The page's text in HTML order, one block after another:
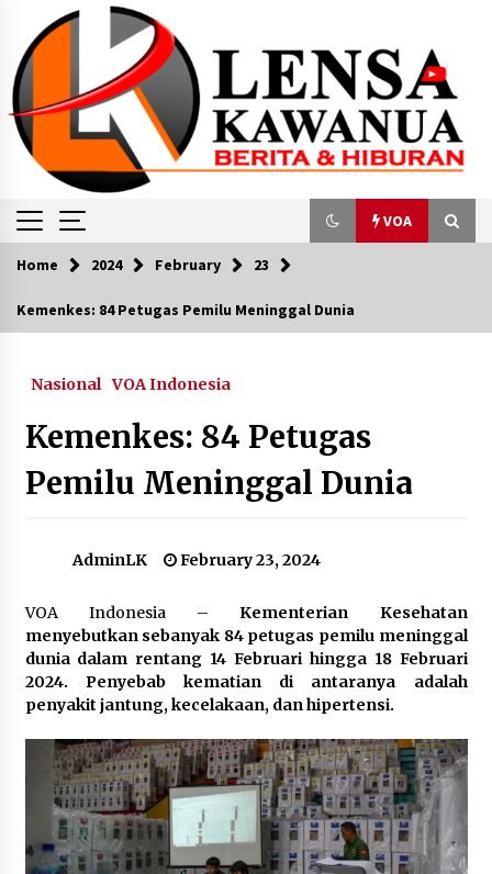
content
VOA
VOA
February 14, 2024
Survei Indikator: Elektabilitas Prabowo dan
August 20, 2023
Marapi
Presiden Setujui Pengunduran Diri Firli Bahuri
Sebagai Ketua KPK.
January 4, 2024
Kebakaran Hutan dan Lahan: Dampak El Nino
yang Berbiaya Mahal
September 22, 2023
Menlu: Indonesia Kutuk Serangan Israel ke RS
Indonesia di Gaza
Home 2024 February 23
Kemenkes: 84 Petugas Pemilu Meninggal Dunia
Nasional VOA Indonesia
Kemenkes: 84 Petugas
Pemilu Meninggal Dunia
AdminLK February 23, 2024
VOA Indonesia –Kementerian Kesehatan
menyebutkan sebanyak 84 petugas pemilu meninggal
dunia dalam rentang 14 Februari hingga 18 Februari
2024. Penyebab kematian di antaranya adalah
penyakit jantung, kecelakaan, dan hipertensi.